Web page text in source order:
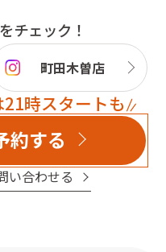
チェック！
町田木曽店
時スタートも
約する
い合わせる